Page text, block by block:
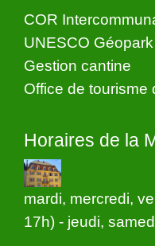
COR
UNESCO
Gestion cantine
Office de tourisme
Horaires de la
mardi, mercredi,
17h) - jeudi,